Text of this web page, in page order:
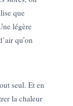
que
légère
qu’on
seul. Et en
la chaleur